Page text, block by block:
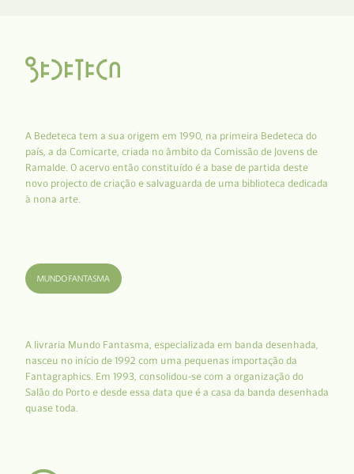
A Bedeteca tem a sua origem em 1990, na primeira Bedeteca do
país, a da Comicarte, criada no âmbito da Comissão de Jovens de
Ramalde. O acervo então constituído é a base de partida deste
novo projecto de criação e salvaguarda de uma biblioteca dedicada
à nona arte.
A livraria Mundo Fantasma, especializada em banda desenhada,
nasceu no início de 1992 com uma pequenas importação da
Fantagraphics. Em 1993, consolidou-se com a organização do
Salão do Porto e desde essa data que é a casa da banda desenhada
quase toda.